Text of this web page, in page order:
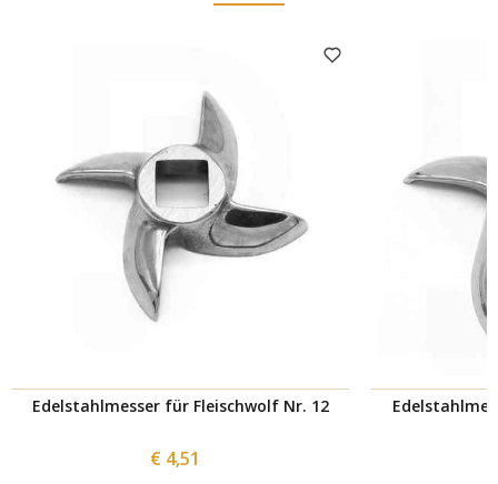
Edelstahlmesser für Fleischwolf Nr. 12
€ 4,51